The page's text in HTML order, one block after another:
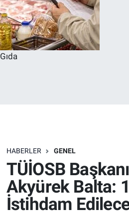
Gıda
HABERLER GENEL
TÜİOSB
Akyürek Balta:
İstihdam